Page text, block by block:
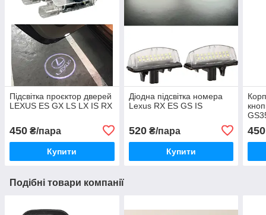
Підсвітка проєктор дверей
LEXUS ES GX LS LX IS RX
450 ₴/пара
Купити
Діодна підсвітка номера
Lexus RX ES GS IS
520₴/пара
Купити
450
Подібні товари компанії